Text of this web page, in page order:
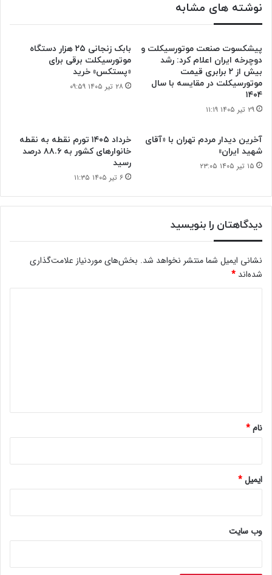
نوشته های مشابه
پیشکسوت صنعت موتورسیکلت و
دوچرخه ایران اعلام کرد: رشد
بیش از ۲ برابری قیمت
موتورسیکلت در مقایسه با سال
۱۴۰۴
۲۹ تیر ۱۴۰۵ ۱۱:۱۹
بابک زنجانی ۲۵ هزار دستگاه
موتورسیکلت برقی برای
«پستکس» خرید
۲۸ تیر ۱۴۰۵ ۰۹:۵۹
آخرین دیدار مردم تهران با «آقای
شهید ایران»
۱۵ تیر ۱۴۰۵ ۲۳:۰۵
خرداد ۱۴۰۵ تورم نقطه به نقطه
خانوارهای کشور به ۸۸.۶ درصد
رسید
۶ تیر ۱۴۰۵ ۱۱:۳۵
دیدگاهتان را بنویسید
نشانی ایمیل شما منتشر نخواهد شد. بخش‌های موردنیاز علامت‌گذاری
شده‌اند *
نام*
ایمیل*
وب‌ سایت